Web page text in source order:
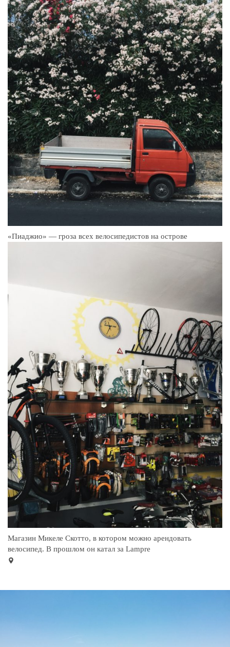
«Пиаджио» — гроза всех велосипедистов на острове
Магазин Микеле Скотто, в котором можно арендовать
велосипед. В прошлом он катал за Lampre